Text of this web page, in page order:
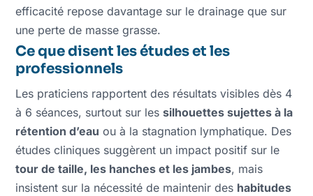
efficacité repose davantage sur le drainage que sur
une perte de masse grasse.
Ce que disent les études et les
professionnels
Les praticiens rapportent des résultats visibles dès 4
à 6 séances, surtout sur lessilhouettes sujettes à la
rétention d’eau ou à la stagnation lymphatique. Des
études cliniques suggèrent un impact positif sur le
tour de taille, les hanches et les jambes, mais
insistent sur la nécessité de maintenir des habitudes